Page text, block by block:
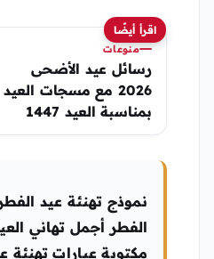
اقرأ أيضًا
منوعات
رسائل عيد الأضحى
2026 مع مسجات العيد
بمناسبة العيد 1447
رسائل واتس اب الحج
نموذج تهنئة عيد
الفطر أجمل تهاني
مكتوبة عبارات تهنئة